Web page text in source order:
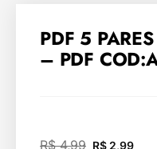
PDF 5
– PDF
R$4,99 R$ 2,99